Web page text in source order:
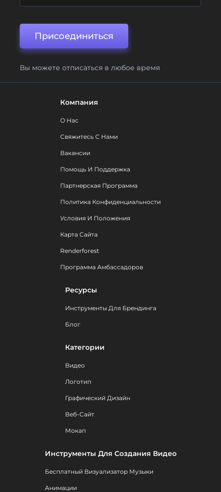
Присоединиться
Вы можете отписаться в любое время
Компания
О Нас
Свяжитесь С Нами
Вакансии
Помощь И Поддержка
Партнерская Программа
Политика Конфиденциальности
Условия И Положения
Карта Сайта
Renderforest
Программа Амбассадоров
Ресурсы
Инструменты Для Брендинга
Блог
Категории
Видео
Логотип
Графический Дизайн
Веб-Сайт
Мокап
Инструменты Для Создания Видео
Бесплатный Визуализатор Музыки
Анимации